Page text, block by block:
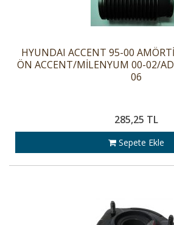
HYUNDAI ACCENT 95-00
ÖN ACCENT/MİLENYUM 00-02/
06
285,25 TL
Sepete Ekle